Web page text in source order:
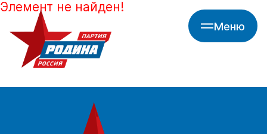
Меню
Элемент не найден!